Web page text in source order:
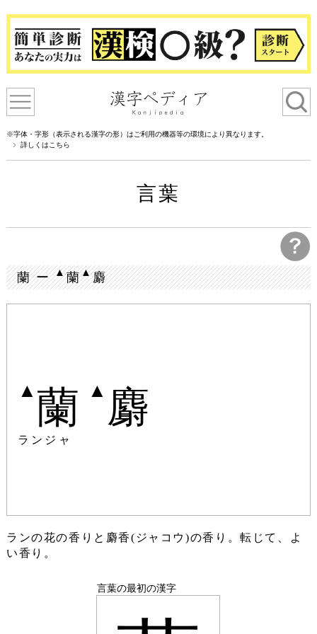
※字体・字形（表示される漢字の形）はご利用の機器等の環境により異なります。
詳しくはこちら
言葉
蘭 ー▲蘭▲麝
▲ 蘭 ▲ 麝
ランジャ
ランの花の香りと麝香(ジャコウ)の香り。転じて、よ
い香り。
言葉の最初の漢字